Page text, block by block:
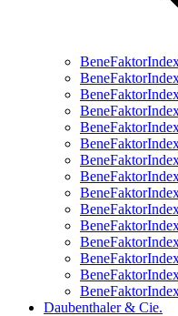
Daubenthaler & Cie.